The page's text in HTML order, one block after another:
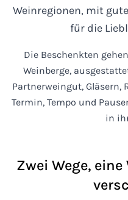
Weinregionen, mit
für die
Die Beschenkten
Weinberge,
Partnerweingut, Gläsern,
Termin, Tempo und
in
Zwei Wege,